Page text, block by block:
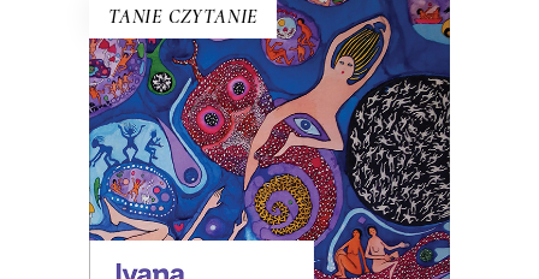
TANIE CZYTANIE
BIAŁE ZWIERZĘTA SĄ BARDZO
CZĘSTO GŁUCHE
W Czechach pisano, że to zbiór
opowiadań o ludziach czasów, w
których zwiększa się spożycie